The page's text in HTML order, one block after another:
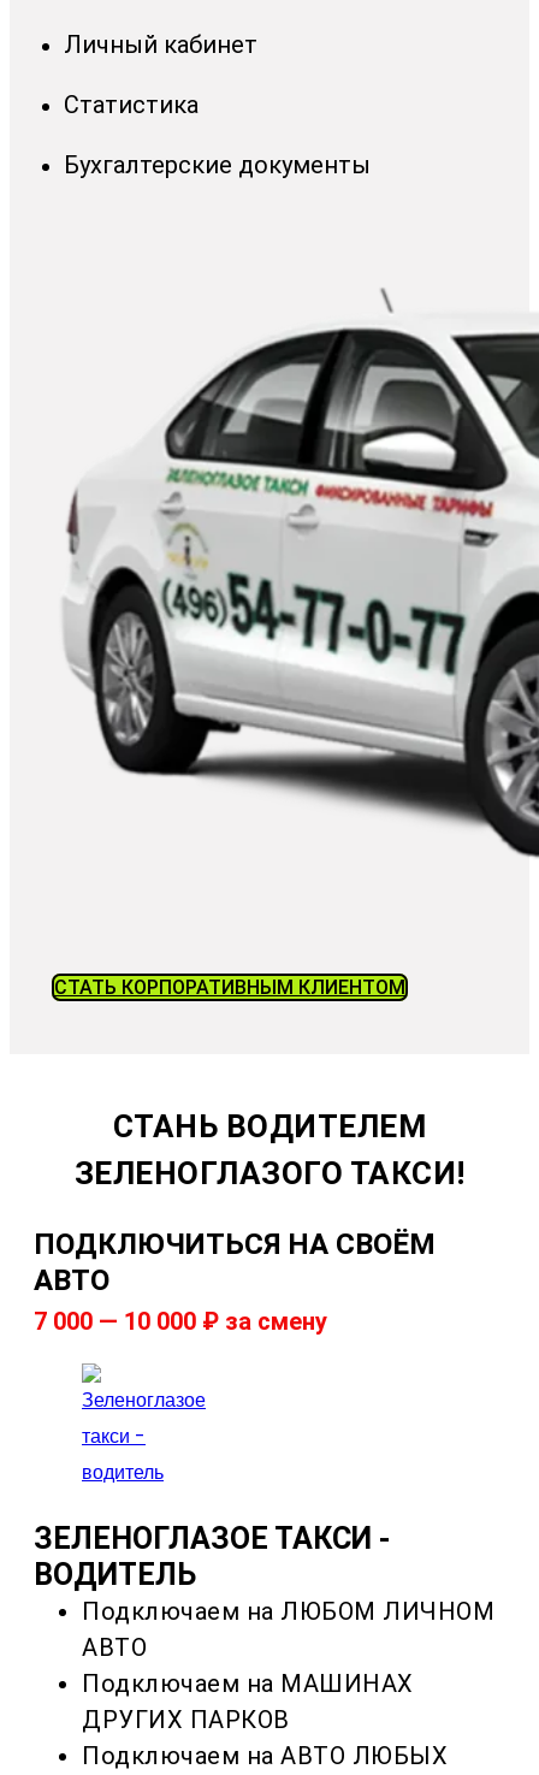
Личный кабинет
Статистика
Бухгалтерские документы
СТАТЬ КОРПОРАТИВНЫМ КЛИЕНТОМ
СТАНЬ ВОДИТЕЛЕМ
ЗЕЛЕНОГЛАЗОГО ТАКСИ!
ПОДКЛЮЧИТЬСЯ НА СВОЁМ
АВТО
7 000 — 10 000 ₽ за смену
ЗЕЛЕНОГЛАЗОЕ ТАКСИ -
ВОДИТЕЛЬ
Подключаем на ЛЮБОМ ЛИЧНОМ
АВТО
Подключаем на МАШИНАХ
ДРУГИХ ПАРКОВ
Подключаем на АВТО ЛЮБЫХ